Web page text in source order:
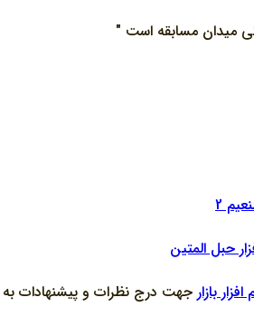
ميدان مسابقه است "
2
حبل المتين
افزار بازار جهت درج نظرات و پيشنهادات به